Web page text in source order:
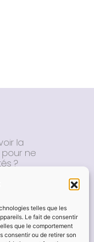
telles que les
Le fait de consentir
que le comportement
consentir ou de retirer son
la
pour ne
?